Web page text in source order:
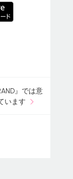
』では意
います